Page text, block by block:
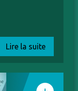
Lire la suite